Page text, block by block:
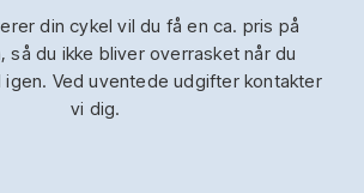
din cykel vil du få en ca. pris på
så du ikke bliver overrasket når du
igen. Ved uventede udgifter kontakter
vi dig.